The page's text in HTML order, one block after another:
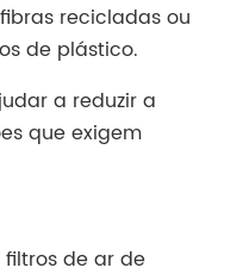
recicladas ou
de plástico.
a reduzir a
que exigem
de ar de